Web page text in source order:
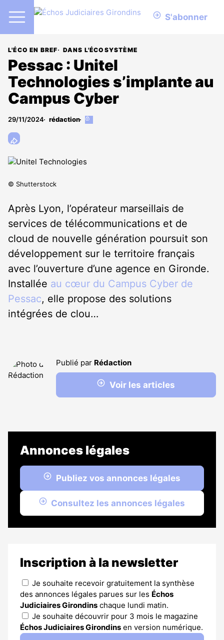
S'abonner
L'ÉCO EN BREF DANS L'ÉCOSYSTÈME
Pessac : Unitel
Technologies s’implante au
Campus Cyber
29/11/2024 rédaction
Cet
aux
abonnés
© Shutterstock
Après Lyon, l’opérateur marseillais de
services de télécommunications et de
cloud de nouvelle génération poursuit son
développement sur le territoire français
avec l’ouverture d’une agence en Gironde.
Installée au cœur du Campus Cyber de
Pessac, elle propose des solutions
intégrées de clou…
Publié par Rédaction
Voir les articles
Annonces légales
Publiez vos annonces légales
Consultez les annonces légales
Inscription à la newsletter
Je souhaite recevoir gratuitement la synthèse
des annonces légales parues sur les Échos
Judiciaires Girondins chaque lundi matin.
Je souhaite découvrir pour 3 mois le magazine
Échos Judiciaires Girondins en version numérique.